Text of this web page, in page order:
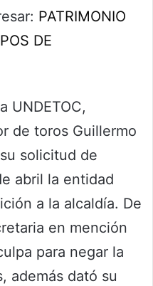
PATRIMONIO
DE
UNDETOC,
de toros Guillermo
su solicitud de
abril la entidad
a la alcaldía. De
en mención
para negar la
además dató su